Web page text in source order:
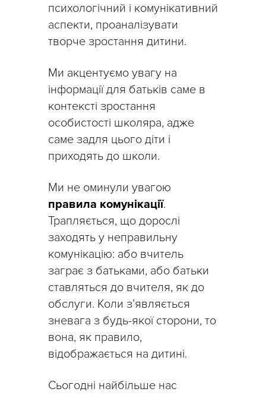
психологічний і комунікативний
аспекти, проаналізувати
творче зростання дитини.
Ми акцентуємо увагу на
інформації для батьків саме в
контексті зростання
особистості школяра, адже
саме задля цього діти і
приходять до школи.
Ми не оминули увагою
правила комунікації.
Трапляється, що дорослі
заходять у неправильну
комунікацію: або вчитель
заграє з батьками, або батьки
ставляться до вчителя, як до
обслуги. Коли з’являється
зневага з будь-якої сторони, то
вона, як правило,
відображається на дитині.
Сьогодні найбільше нас